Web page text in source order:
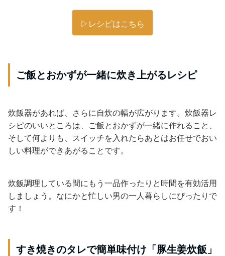
▷レシピはこちら
ご飯とおかずが一緒に炊き上がるレシピ
炊飯器があれば、さらに自炊の幅が広がります。炊飯器レ
シピのいいところは、ご飯とおかずが一緒に作れること、
そして何よりも、スイッチを入れたらあとはお任せでおい
しい料理ができあがることです。
炊飯調理している間にもう一品作ったりと時間を有効活用
しましょう。なにかと忙しい男の一人暮らしにぴったりで
す！
すき焼きのタレで簡単味付け「豚生姜炊飯」